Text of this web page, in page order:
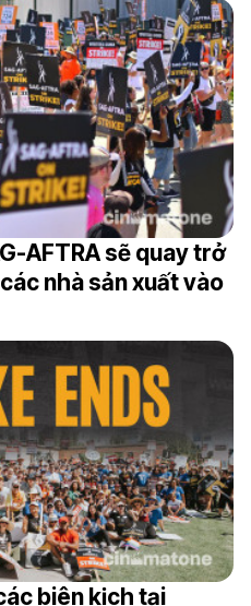
AFTRA sẽ quay trở
nhà sản xuất vào
biên kịch tại